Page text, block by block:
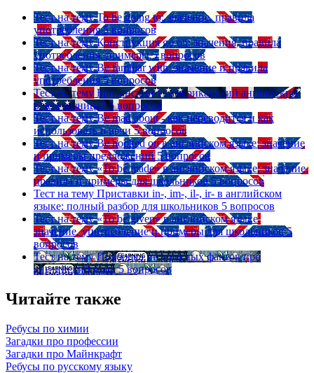
Тест на тему To be going to: значение, правила
употребления 5 вопросов
Тест на тему Конструкция go on: значения, правила
употребления, примеры 5 вопросов
Тест на тему Be familiar with: значение и правила
употребления 5 вопросов
Тест на тему Британский vs американский английский:
в чем разница? 5 вопросов
Тест на тему Be mad about - как переводится и как
использовать в речи 5 вопросов
Тест на тему Be hooked on в английском языке: значение
и примеры предложений 5 вопросов
Тест на тему «To be made» в английском языке: значение,
правила и примеры для школьников 5 вопросов
Тест на тему Приставки in-, im-, il-, ir- в английском
языке: полный разбор для школьников 5 вопросов
Тест на тему «To be given» в английском языке:
значение, употребление и примеры для школьников 5
вопросов
Тест на тему Подборка интересных фактов про
английский язык 5 вопросов
Читайте также
Ребусы по химии
Загадки про профессии
Загадки про Майнкрафт
Ребусы по русскому языку